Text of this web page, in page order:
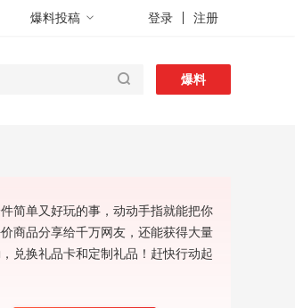
爆料投稿 登录 注册
爆料
简单又好玩的事，动动手指就能把你
商品分享给千万网友，还能获得大量
兑换礼品卡和定制礼品！赶快行动起